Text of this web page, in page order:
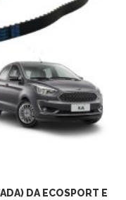
DA ECOSPORT E